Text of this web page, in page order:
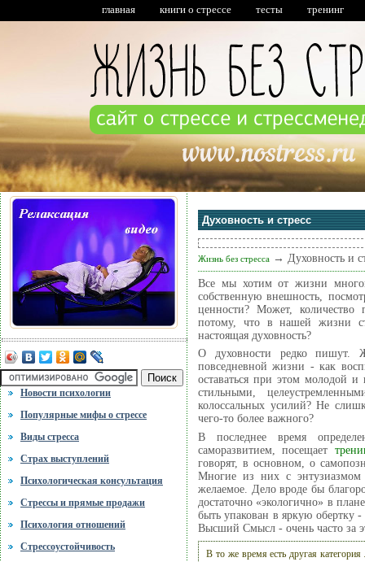
главная книги о стрессе тесты тренинг
Новости психологии
Популярные мифы о стрессе
Виды стресса
Cтрах выступлений
Психологическая консультация
Стрессы и прямые продажи
Психология отношений
Стрессоустойчивость
Духовность и стресс
Жизнь без стресса → Духовность и
Все мы хотим от жизни
собственную внешность,
ценности? Может,
потому, что в нашей жизни
настоящая духовность?
О духовности редко пишут.
повседневной жизни - как
оставаться при этом молодой
стильными,
колоссальных усилий? Не
чего-то более важного?
В последнее время
саморазвитием, посещает
говорят, в основном, о
Многие из них с энтузиазмом
желаемое. Дело вроде бы
достаточно «экологично» в
быть упакован в яркую обертку
Высший Смысл - очень часто за
В то же время есть другая